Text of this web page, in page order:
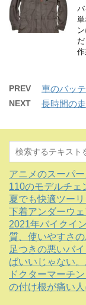
PREV 車のバッ
NEXT 長時間の
アニメのスーパ
110のモデルチェ
夏でも快適ツー
下着アンダーウェ
2021年バイクイ
質、使いやすさ
足つきの悪いバ
ばいいじゃない
ドクターマーチ
の付け根が痛い